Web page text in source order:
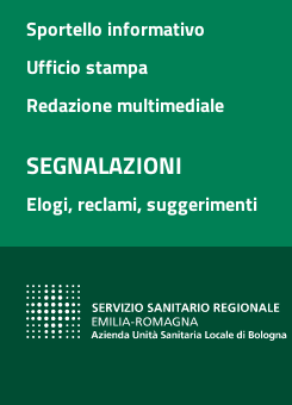
Sportello informativo
Ufficio stampa
Redazione multimediale
SEGNALAZIONI
Elogi, reclami, suggerimenti